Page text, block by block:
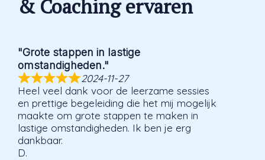
& Coaching ervaren
"Grote stappen in lastige
omstandigheden."
2024-11-27
Heel veel dank voor de leerzame sessies
en prettige begeleiding die het mij mogelijk
maakte om grote stappen te maken in
lastige omstandigheden. Ik ben je erg
dankbaar.
D.